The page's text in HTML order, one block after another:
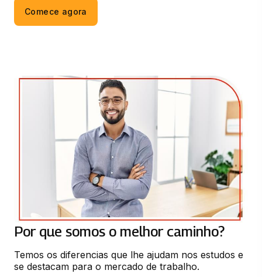
CONTROLE ESTATISTICO DA QUALIDADE
LEGISLAÇÃO AMBIENTAL
METROLOGIA CIENTÍFICA E INDUSTRIAL
66 horas
PLANEJAMENTO DA QUALIDADE EM
PRODUTOS E SERVICOS
33 horas
Comece agora
Por que somos o melhor caminho?
Temos os diferencias que lhe ajudam nos estudos e
se destacam para o mercado de trabalho.